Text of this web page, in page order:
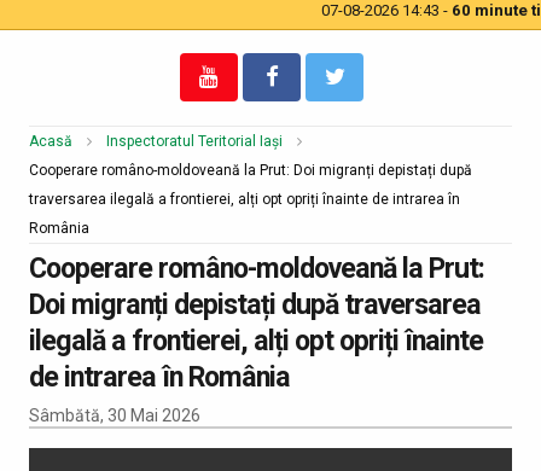
07-08-2026 14:43 -60 minute
Acasă
Inspectoratul Teritorial Iași
Cooperare româno-moldoveană la Prut: Doi migranți depistați după
traversarea ilegală a frontierei, alți opt opriți înainte de intrarea în
România
Cooperare româno-moldoveană la Prut:
Doi migranți depistați după traversarea
ilegală a frontierei, alți opt opriți înainte
de intrarea în România
Sâmbătă, 30 Mai 2026